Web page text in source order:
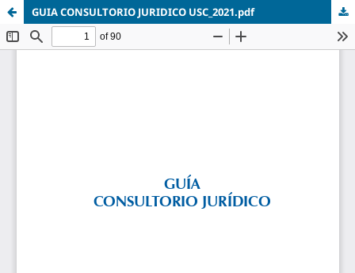
GUIA CONSULTORIO JURIDICO USC_2021.pdf